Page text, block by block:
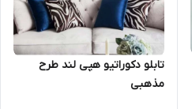
تابلو دکوراتیو هپی لند طرح
مذهبی